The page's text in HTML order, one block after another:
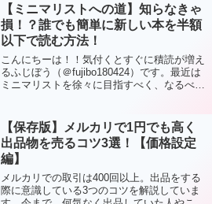
【ミニマリストへの道】知らなきゃ
損！？誰でも簡単に新しい本を半額
以下で読む方法！
こんにちーは！！気付くとすぐに積読が増え
るふじぼう（＠fujibo180424）です。最近は
ミニマリストを徐々に目指すべく、なるべく
も、新刊を買おうとしたら電子...
【保存版】メルカリで1円でも高く
出品物を売るコツ3選！【価格設定
編】
メルカリでの取引は400回以上。出品をする
際に意識している3つのコツを解説していま